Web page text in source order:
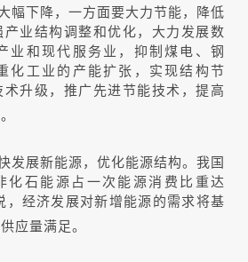
幅下降，一方面要大力节能，降低
业结构调整和优化，大力发展数
业和现代服务业，抑制煤电、钢
化工业的产能扩张，实现结构节
升级，推广先进节能技术，提高
发展新能源，优化能源结构。我国
化石能源占一次能源消费比重达
，经济发展对新增能源的需求将基
应量满足。